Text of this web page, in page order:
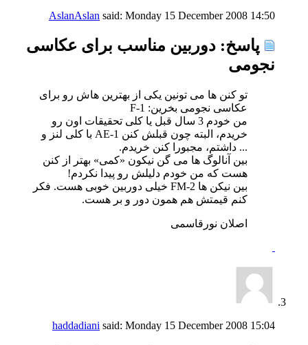
AslanAslan said: Monday 15 December 2008 14:50
پاسخ: دوربین مناسب برای عکاسی
نجومی
تو کنن ها می تونین یکی از بهترین هاش رو برای
عکاسی نجومی بخرین: F-1
من خودم 3 سال قبل یا کلی تحقیقات اون رو
خریدم، البته چون قبلش کنن AE-1 با کلی لنز و
... داشتم، مجبورا کنن خریدم.
بین آنالوگ ها می گن نیکون «کمی» بهتر از کنن
هست که من خودم دلیلش رو پیدا نکردم!
بین نیکن ها FM-2 خیلی دوربین خوبی هست. فکر
کنم قیمتش هم همون دور و بر هست.
اصلان نورقاسمی
haddadiani said: Monday 15 December 2008 15:04